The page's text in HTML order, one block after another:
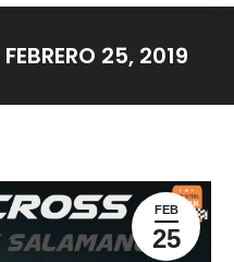
FEBRERO 25, 2019
FEB
25